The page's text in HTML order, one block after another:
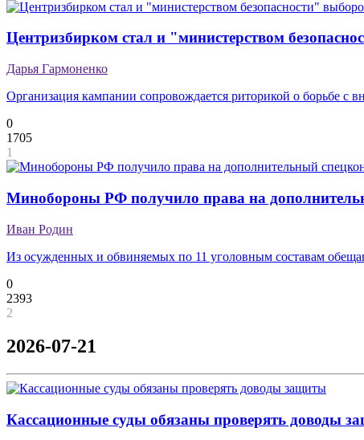
Центризбирком стал и "министерством
Дарья Гармоненко
Организация кампании сопровождается риторикой о борьбе с
0
1705
1
Минобороны РФ получило права на
Иван Родин
Из осужденных и обвиняемых по 11 уголовным составам
0
2393
2
2026-07-21
Кассационные суды обязаны проверять доводы